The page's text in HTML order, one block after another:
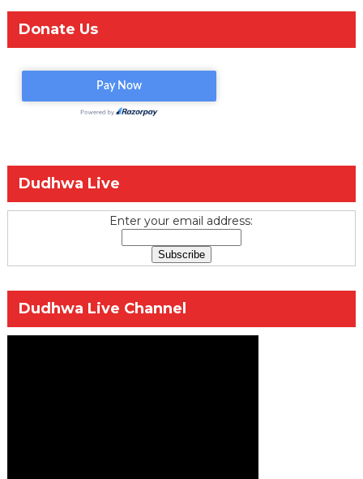
Donate Us
Dudhwa Live
Enter your email address:
Dudhwa Live Channel